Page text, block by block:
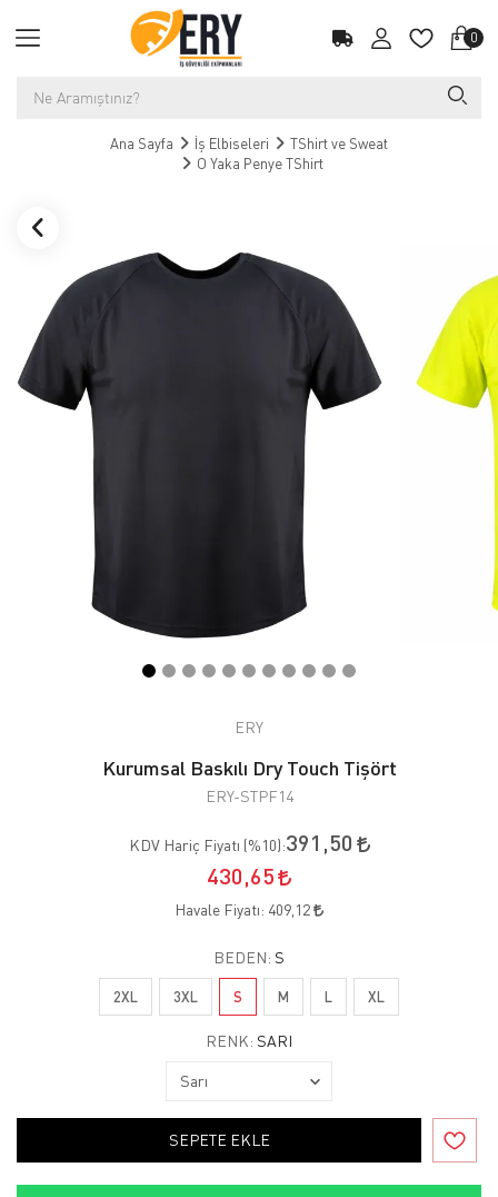
0
Ana Sayfa İş Elbiseleri
TShirt ve Sweat
O Yaka Penye TShirt
ERY
Kurumsal Baskılı Dry Touch Tişört
ERY-STPF14
KDV Hariç Fiyatı (%10):391,50
430,65
Havale Fiyatı: 409,12
BEDEN: S
2XL 3XL S M L XL
RENK: SARI
SEPETE EKLE